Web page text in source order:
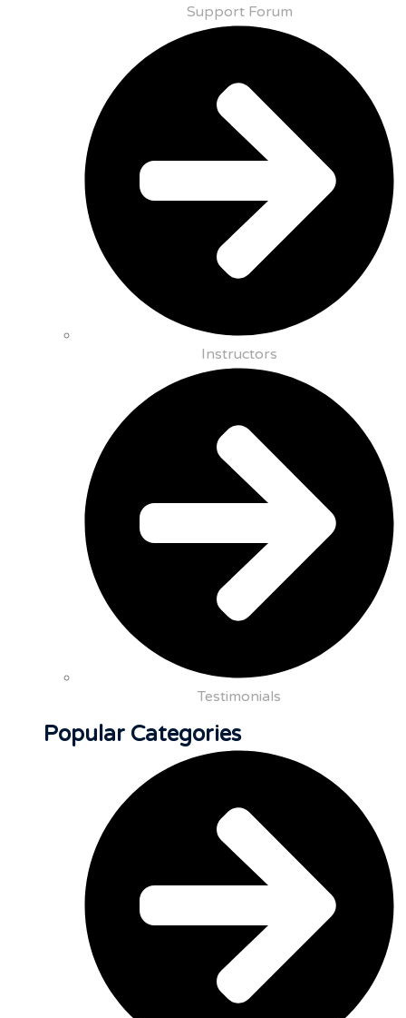
Support Forum
Instructors
Testimonials
Popular Categories